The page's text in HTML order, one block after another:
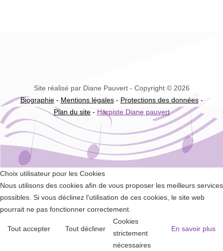
Site réalisé par Diane Pauvert - Copyright © 2026
Biographie- Mentions légales- Protections des données-
Plan du site- Harpiste Diane pauvert
Choix utilisateur pour les Cookies
Nous utilisons des cookies afin de vous proposer les meilleurs services
possibles. Si vous déclinez l'utilisation de ces cookies, le site web
pourrait ne pas fonctionner correctement.
Tout accepter Tout décliner En savoir plus
Cookies
strictement
nécessaires